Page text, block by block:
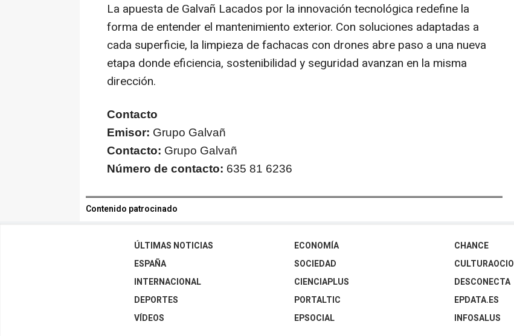
La apuesta de Galvañ Lacados por la innovación tecnológica redefine la
forma de entender el mantenimiento exterior. Con soluciones adaptadas a
cada superficie, la limpieza de fachacas con drones abre paso a una nueva
etapa donde eficiencia, sostenibilidad y seguridad avanzan en la misma
dirección.
Contacto
Emisor: Grupo Galvañ
Contacto: Grupo Galvañ
Número de contacto: 635 81 6236
Contenido patrocinado
ÚLTIMAS NOTICIAS
ESPAÑA
INTERNACIONAL
DEPORTES
VÍDEOS
ECONOMÍA
SOCIEDAD
CIENCIAPLUS
PORTALTIC
EPSOCIAL
CHANCE
CULTURAOCIO
DESCONECTA
EPDATA.ES
INFOSALUS